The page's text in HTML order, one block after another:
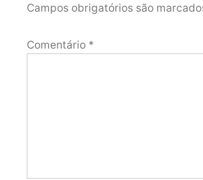
Campos obrigatórios são
Comentário *